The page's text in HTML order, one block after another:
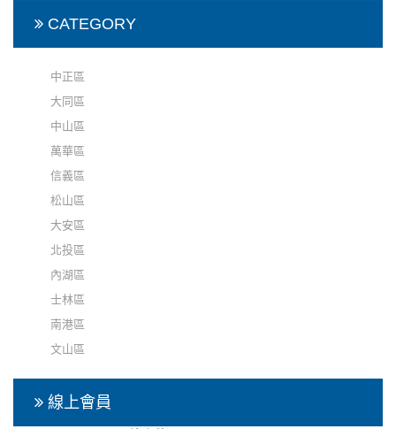
CATEGORY
中正區
大同區
中山區
萬華區
信義區
松山區
大安區
北投區
內湖區
士林區
南港區
文山區
線上會員